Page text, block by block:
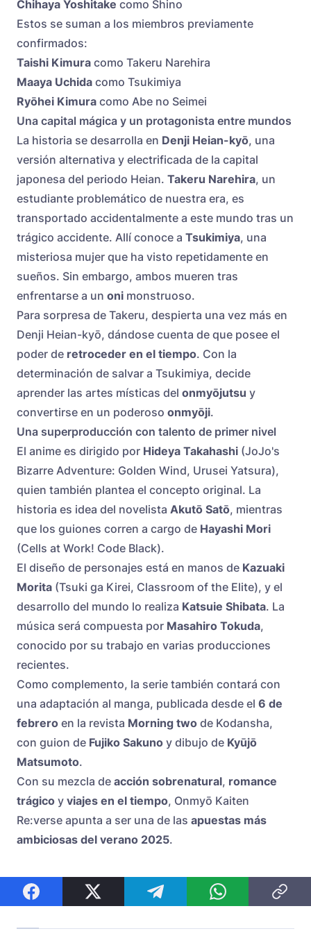
Chihaya Yoshitake como Shino
Estos se suman a los miembros previamente
confirmados:
Taishi Kimura como Takeru Narehira
Maaya Uchida como Tsukimiya
Ryōhei Kimura como Abe no Seimei
Una capital mágica y un protagonista entre mundos
La historia se desarrolla en Denji Heian-kyō, una
versión alternativa y electrificada de la capital
japonesa del periodo Heian. Takeru Narehira, un
estudiante problemático de nuestra era, es
transportado accidentalmente a este mundo tras un
trágico accidente. Allí conoce a Tsukimiya, una
misteriosa mujer que ha visto repetidamente en
sueños. Sin embargo, ambos mueren tras
enfrentarse a un oni monstruoso.
Para sorpresa de Takeru, despierta una vez más en
Denji Heian-kyō, dándose cuenta de que posee el
poder de retroceder en el tiempo. Con la
determinación de salvar a Tsukimiya, decide
aprender las artes místicas del onmyōjutsu y
convertirse en un poderoso onmyōji.
Una superproducción con talento de primer nivel
El anime es dirigido por Hideya Takahashi (JoJo's
Bizarre Adventure: Golden Wind, Urusei Yatsura),
quien también plantea el concepto original. La
historia es idea del novelista Akutō Satō, mientras
que los guiones corren a cargo de Hayashi Mori
(Cells at Work! Code Black).
El diseño de personajes está en manos de Kazuaki
Morita (Tsuki ga Kirei, Classroom of the Elite), y el
desarrollo del mundo lo realiza Katsuie Shibata. La
música será compuesta por Masahiro Tokuda,
conocido por su trabajo en varias producciones
recientes.
Como complemento, la serie también contará con
una adaptación al manga, publicada desde el 6 de
febrero en la revista Morning two de Kodansha,
con guion de Fujiko Sakuno y dibujo de Kyūjō
Matsumoto.
Con su mezcla de acción sobrenatural, romance
trágico y viajes en el tiempo, Onmyō Kaiten
Re:verse apunta a ser una de las apuestas más
ambiciosas del verano 2025.